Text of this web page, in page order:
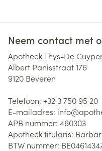
Neem contact met
Apotheek Thys-De
Albert Panisstraat 176
9120 Beveren
Telefoon: +32 3 750 95 20
E-mailadres: info@
APB nummer: 460303
Apotheek titularis:
BTW nummer: